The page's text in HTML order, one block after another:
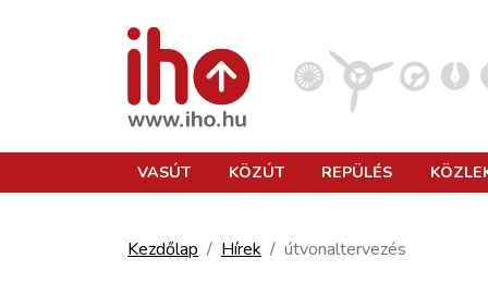
VASÚT KÖZÚT REPÜLÉS
Kezdőlap Hírek útvonaltervezés